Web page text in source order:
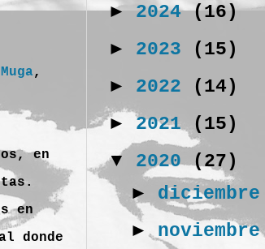
,
en
en
donde
► 2024(16)
► 2023 (15)
► 2022 (14)
►2021 (15)
▼ 2020(27)
►
►